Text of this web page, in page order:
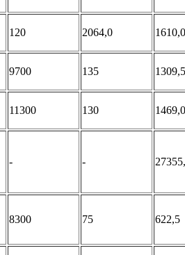
120 2064,0 1610,0
9700 135 1309,5
11300 130 1469,0
- -
8300 75 622,5